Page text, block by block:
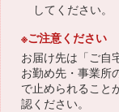
してください。
※ご注意ください
お届け先は「ご自
お勤め先・事業所
で止められること
認ください。